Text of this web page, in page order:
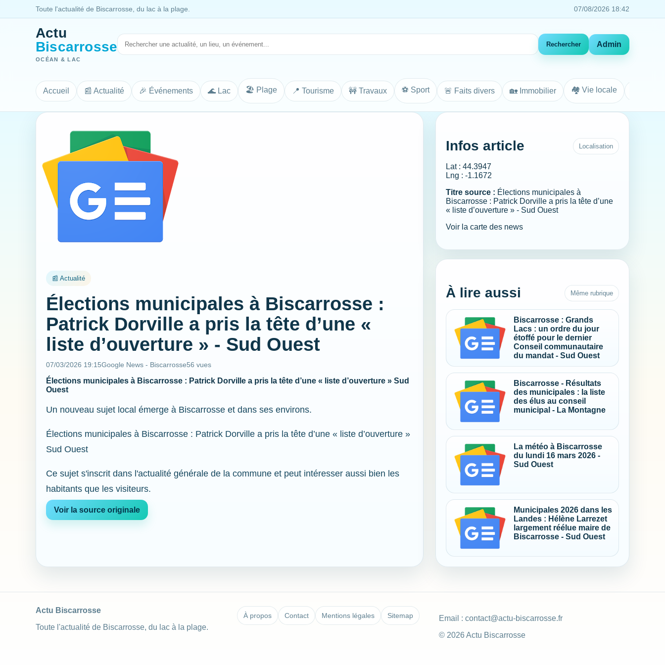
Toute l'actualité de Biscarrosse, du lac à la plage. 07/08/2026 18:42
Actu
Biscarrosse
OCÉAN & LAC
Rechercher Admin
Accueil 📰 Actualité 🎉 Événements 🌊 Lac 🏖️ Plage 📍 Tourisme 🚧 Travaux ⚽ Sport 🚨 Faits divers 🏡 Immobilier 🏘️ Vie locale
📰 Actualité
Élections municipales à Biscarrosse :
Patrick Dorville a pris la tête d’une «
liste d’ouverture » - Sud Ouest
07/03/2026 19:15Google News - Biscarrosse56 vues
Élections municipales à Biscarrosse : Patrick Dorville a pris la tête d’une « liste d’ouverture » Sud
Ouest
Un nouveau sujet local émerge à Biscarrosse et dans ses environs.
Élections municipales à Biscarrosse : Patrick Dorville a pris la tête d’une « liste d’ouverture »
Sud Ouest
Ce sujet s'inscrit dans l'actualité générale de la commune et peut intéresser aussi bien les
habitants que les visiteurs.
Voir la source originale
Infos article Localisation
Lat : 44.3947
Lng : -1.1672
Titre source : Élections municipales à
Biscarrosse : Patrick Dorville a pris la tête d’une
« liste d’ouverture » - Sud Ouest
Voir la carte des news
À lire aussi Même rubrique
Biscarrosse : Grands
Lacs : un ordre du jour
étoffé pour le dernier
Conseil communautaire
du mandat - Sud Ouest
Biscarrosse - Résultats
des municipales : la liste
des élus au conseil
municipal - La Montagne
La météo à Biscarrosse
du lundi 16 mars 2026 -
Sud Ouest
Municipales 2026 dans les
Landes : Hélène Larrezet
largement réélue maire de
Biscarrosse - Sud Ouest
Actu Biscarrosse
Toute l'actualité de Biscarrosse, du lac à la plage.
À propos Contact Mentions légales Sitemap Email : contact@actu-biscarrosse.fr
© 2026 Actu Biscarrosse